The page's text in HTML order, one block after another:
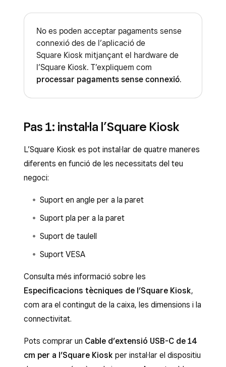
No es poden acceptar pagaments sense
connexió des de l’aplicació de
Square Kiosk mitjançant el hardware de
l’Square Kiosk. T’expliquem com
processar pagaments sense connexió.
Pas 1: instal·la l’Square Kiosk
L’Square Kiosk es pot instal·lar de quatre maneres
diferents en funció de les necessitats del teu
negoci:
Suport en angle per a la paret
Suport pla per a la paret
Suport de taulell
Suport VESA
Consulta més informació sobre les
Especificacions tècniques de l’Square Kiosk,
com ara el contingut de la caixa, les dimensions i la
connectivitat.
Pots comprar un Cable d’extensió USB-C de 14
cm per a l’Square Kiosk per instal·lar el dispositiu